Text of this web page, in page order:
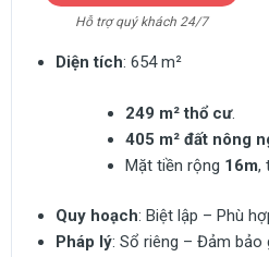
Hỗ trợ quý khách 24/7
Diện tích: 654 m²
249 m² thổ cư.
405 m² đất nông
Mặt tiền rộng 16m,
Quy hoạch: Biệt lập – Phù
Pháp lý: Sổ riêng – Đảm bảo